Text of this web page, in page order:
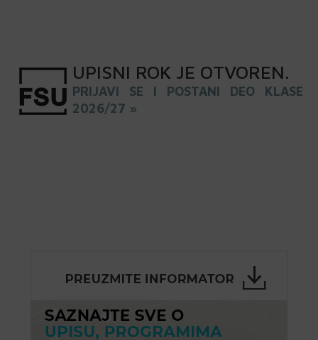
UPISNI ROK JE OTVOREN.
PRIJAVI SE I POSTANI DEO KLASE
2026/27 »